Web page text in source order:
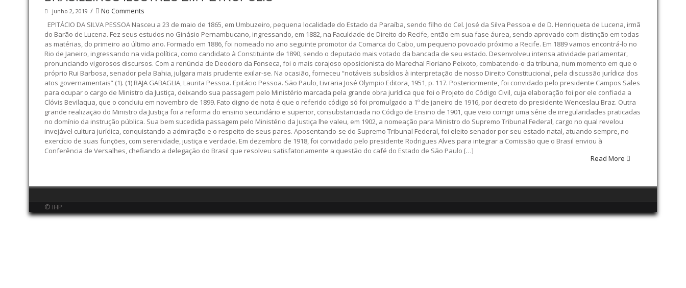
junho 2, 2019 /
No Comments
EPITÁCIO DA SILVA PESSOA Nasceu a 23 de maio de 1865, em Umbuzeiro, pequena localidade do Estado da Paraíba, sendo filho do Cel. José da Silva Pessoa e de D. Henriqueta de Lucena, irmã
do Barão de Lucena. Fez seus estudos no Ginásio Pernambucano, ingressando, em 1882, na Faculdade de Direito do Recife, então em sua fase áurea, sendo aprovado com distinção em todas
as matérias, do primeiro ao último ano. Formado em 1886, foi nomeado no ano seguinte promotor da Comarca do Cabo, um pequeno povoado próximo a Recife. Em 1889 vamos encontrá-lo no
Rio de Janeiro, ingressando na vida política, como candidato à Constituinte de 1890, sendo o deputado mais votado da bancada de seu estado. Desenvolveu intensa atividade parlamentar,
pronunciando vigorosos discursos. Com a renúncia de Deodoro da Fonseca, foi o mais corajoso oposicionista do Marechal Floriano Peixoto, combatendo-o da tribuna, num momento em que o
próprio Rui Barbosa, senador pela Bahia, julgara mais prudente exilar-se. Na ocasião, forneceu “notáveis subsídios à interpretação de nosso Direito Constitucional, pela discussão jurídica dos
atos governamentais” (1). (1) RAJA GABAGLIA, Laurita Pessoa. Epitácio Pessoa. São Paulo, Livraria José Olympio Editora, 1951, p. 117. Posteriormente, foi convidado pelo presidente Campos Sales
para ocupar o cargo de Ministro da Justiça, deixando sua passagem pelo Ministério marcada pela grande obra jurídica que foi o Projeto do Código Civil, cuja elaboração foi por ele confiada a
Clóvis Bevilaqua, que o concluiu em novembro de 1899. Fato digno de nota é que o referido código só foi promulgado a 1º de janeiro de 1916, por decreto do presidente Wenceslau Braz. Outra
grande realização do Ministro da Justiça foi a reforma do ensino secundário e superior, consubstanciada no Código de Ensino de 1901, que veio corrigir uma série de irregularidades praticadas
no domínio da instrução pública. Sua bem sucedida passagem pelo Ministério da Justiça lhe valeu, em 1902, a nomeação para Ministro do Supremo Tribunal Federal, cargo no qual revelou
invejável cultura jurídica, conquistando a admiração e o respeito de seus pares. Aposentando-se do Supremo Tribunal Federal, foi eleito senador por seu estado natal, atuando sempre, no
exercício de suas funções, com serenidade, justiça e verdade. Em dezembro de 1918, foi convidado pelo presidente Rodrigues Alves para integrar a Comissão que o Brasil enviou à
Conferência de Versalhes, chefiando a delegação do Brasil que resolveu satisfatoriamente a questão do café do Estado de São Paulo […]
Read More
© IHP